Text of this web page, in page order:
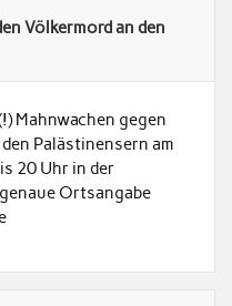
Völkermord an den
Mahnwachen gegen
Palästinensern am
20 Uhr in der
Ortsangabe